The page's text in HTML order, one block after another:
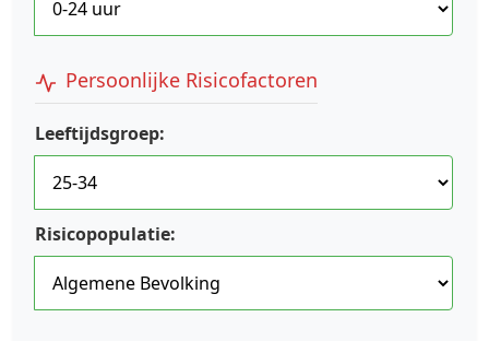
Persoonlijke Risicofactoren
Leeftijdsgroep:
Risicopopulatie: